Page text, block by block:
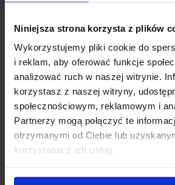
Niniejsza strona korzysta z plików
Wykorzystujemy pliki cookie do
i reklam, aby oferować funkcje
analizować ruch w naszej witrynie.
korzystasz z naszej witryny,
społecznościowym, reklamowym i
Partnerzy mogą połączyć te
otrzymanymi od Ciebie lub
korzystania z ich usług.
adres Sprzedawcy: Salon Led,
36-020 Tyczyn,
b)
w przypadku poczty
Sprzedawcy: sklep@salonled.pl
3.
W celu ułatwienia złożenia
Umowy Sprzedaży, Sprzedawca
Załącznik nr 2 do niniejszego
jest do zwrotu Towaru wraz z